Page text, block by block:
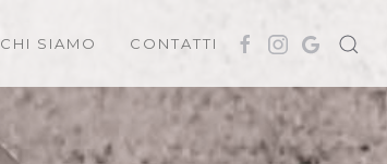
CHI SIAMO CONTATTI